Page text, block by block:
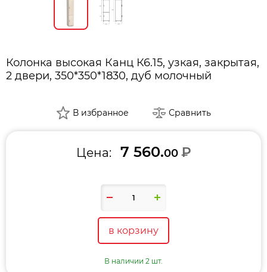
Колонка высокая Канц К6.15, узкая, закрытая,
2 двери, 350*350*1830, дуб молочный
В избранное Сравнить
Цена: 7 560.00 ₽
в корзину
В наличии 2 шт.